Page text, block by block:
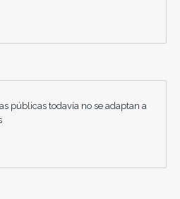
públicas todavía no se adaptan a